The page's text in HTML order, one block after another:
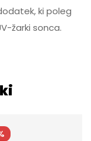
ki poleg
žarki sonca.